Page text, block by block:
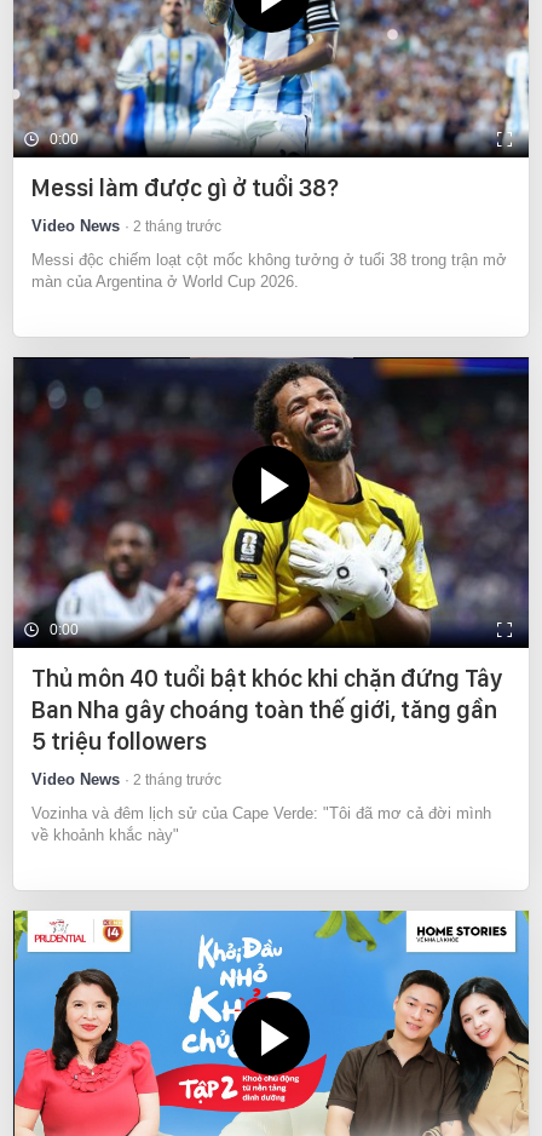
0:00
Messi làm được gì ở tuổi 38?
Video News 2 tháng trước
Messi độc chiếm loạt cột mốc không tưởng ở tuổi 38 trong trận mở
màn của Argentina ở World Cup 2026.
0:00
Thủ môn 40 tuổi bật khóc khi chặn đứng Tây
Ban Nha gây choáng toàn thế giới, tăng gần
5 triệu followers
Video News 2 tháng trước
Vozinha và đêm lịch sử của Cape Verde: "Tôi đã mơ cả đời mình
về khoảnh khắc này"